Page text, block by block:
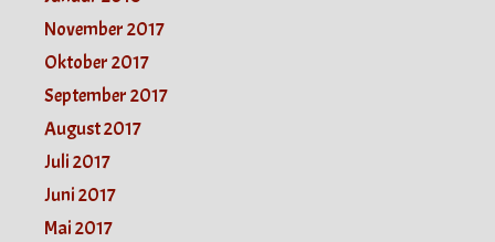
November 2017
Oktober 2017
September 2017
August 2017
Juli 2017
Juni 2017
Mai 2017